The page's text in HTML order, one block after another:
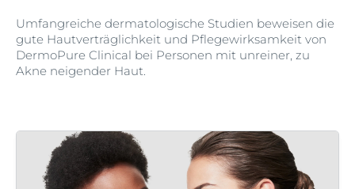
Umfangreiche dermatologische Studien beweisen die
gute Hautverträglichkeit und Pflegewirksamkeit von
DermoPure Clinical bei Personen mit unreiner, zu
Akne neigender Haut.